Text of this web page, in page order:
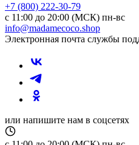
+7 (800) 222-30-79
с 11:00 до 20:00 (МСК) пн-вс
info@madamecoco.shop
Электронная почта службы
или напишите нам в соцсетях